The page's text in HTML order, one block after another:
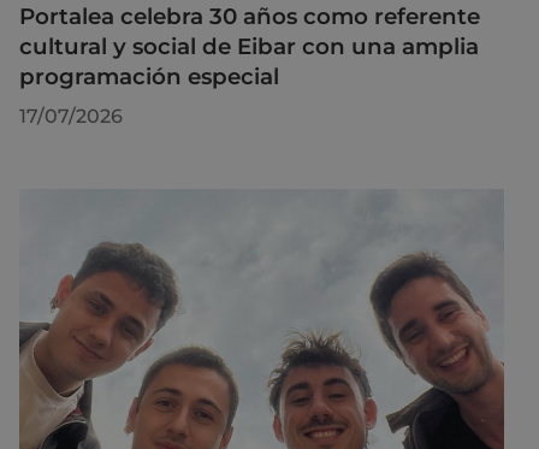
Portalea celebra 30 años como referente
cultural y social de Eibar con una amplia
programación especial
17/07/2026